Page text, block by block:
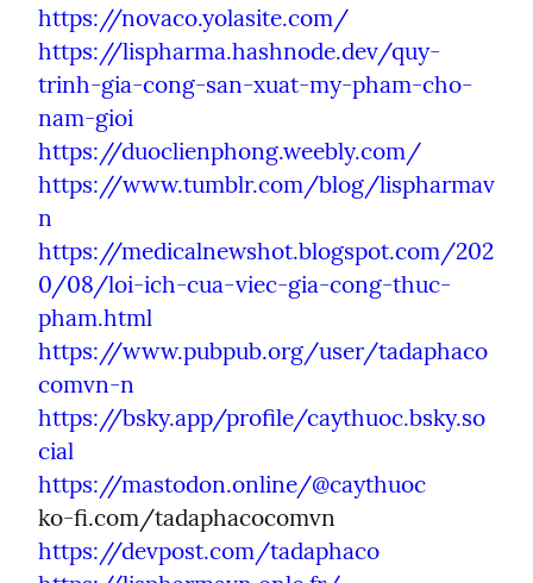
https://novaco.yolasite.com/
https://lispharma.hashnode.dev/quy-
trinh-gia-cong-san-xuat-my-pham-cho-
nam-gioi
https://duoclienphong.weebly.com/
https://www.tumblr.com/blog/lispharmav
n
https://medicalnewshot.blogspot.com/202
0/08/loi-ich-cua-viec-gia-cong-thuc-
pham.html
https://www.pubpub.org/user/tadaphaco
comvn-n
https://bsky.app/profile/caythuoc.bsky.so
cial
https://mastodon.online/@caythuoc
https://devpost.com/tadaphaco